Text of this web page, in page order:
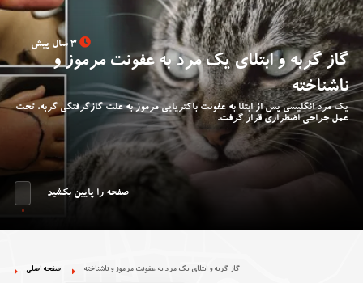
3 سال پیش
گاز گربه‌ و ابتلای یک مرد به عفونت مرموز و
ناشناخته
یک مرد انگلیسی پس از ابتلا به عفونت باکتریایی مرموز به علت گازگرفتگی گربه، تحت
عمل جراحی اضطراری قرار گرفت.
صفحه را پایین بکشید
صفحه اصلی گاز گربه‌ و ابتلای یک مرد به عفونت مرموز و ناشناخته